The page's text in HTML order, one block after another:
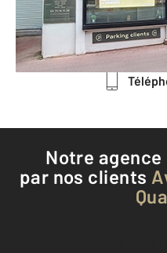
Notre
par nos clients
Voir tous